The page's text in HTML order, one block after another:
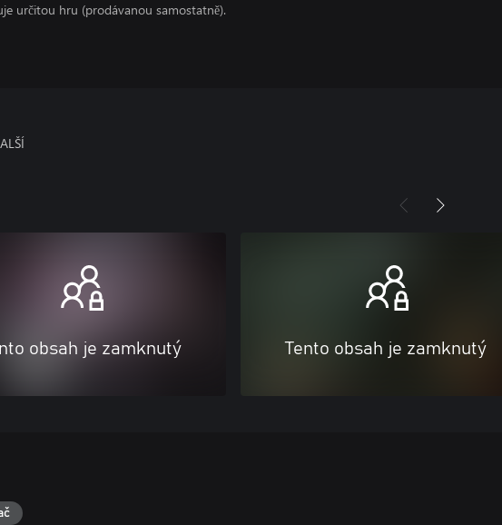
určitou hru (prodávanou samostatně).
obsah je zamknutý Tento obsah je zamknutý